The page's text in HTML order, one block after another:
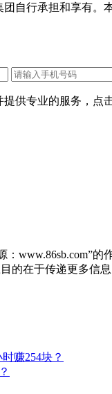
自行承担和享有
供专业的服务，点
www.86sb.com”
的在于传递更多信
赚254块？